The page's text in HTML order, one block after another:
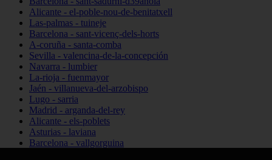
Alicante - el-poble-nou-de-benitatxell
Las-palmas - tuineje
Barcelona - sant-vicenç-dels-horts
A-coruña - santa-comba
Sevilla - valencina-de-la-concepción
Navarra - lumbier
La-rioja - fuenmayor
Jaén - villanueva-del-arzobispo
Lugo - sarria
Madrid - arganda-del-rey
Alicante - els-poblets
Asturias - laviana
Barcelona - vallgorguina